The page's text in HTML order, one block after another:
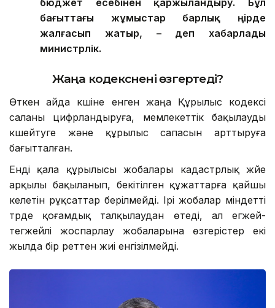
бағыттағы жұмыстар барлық өңірде
жалғасып жатыр, – деп хабарлады
министрлік.
Жаңа кодекснені өзгертеді?
Өткен айда күшіне енген жаңа Құрылыс кодексі
саланы цифрландыруға, мемлекеттік бақылауды
күшейтуге және құрылыс сапасын арттыруға
бағытталған.
Енді қала құрылысы жобалары кадастрлық жүйе
арқылы бақыланып, бекітілген құжаттарға қайшы
келетін рұқсаттар берілмейді. Ірі жобалар міндетті
түрде қоғамдық талқылаудан өтеді, ал егжей-
тегжейлі жоспарлау жобаларына өзгерістер екі
жылда бір реттен жиі енгізілмейді.